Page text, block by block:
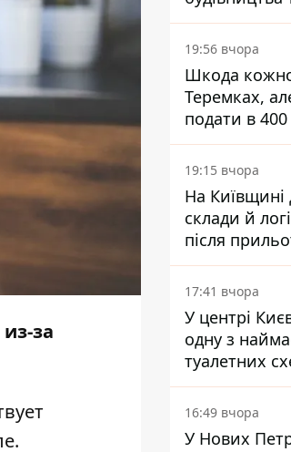
за
Теремках
19:56 вчора
Шкода
Теремках,
подати в 400
депутатка
19:15 вчора
На Київщині
склади й
після
ДСНС
17:41 вчора
У центрі
одну з
туалетних
будинком
16:49 вчора
У Нових